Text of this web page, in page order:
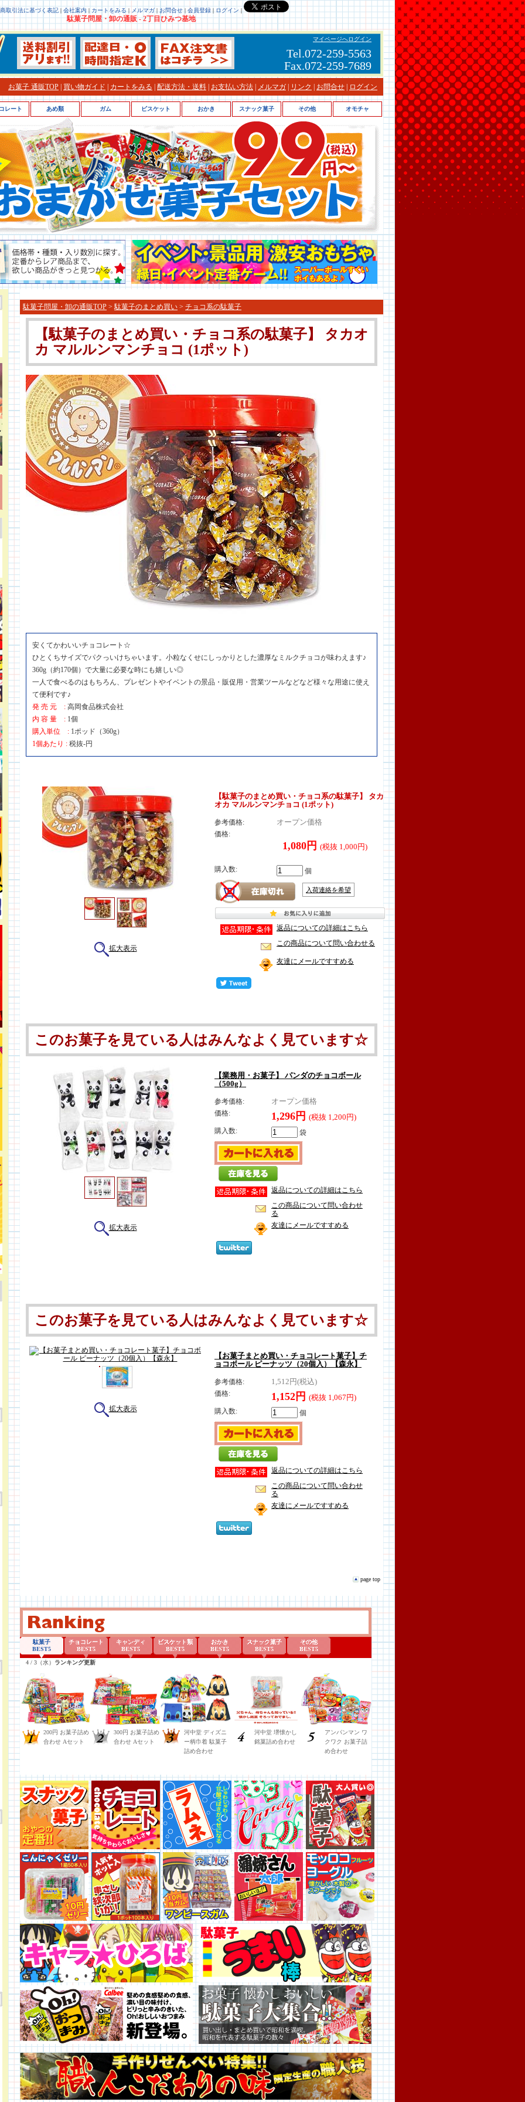
取引法に基づく表記 | 会社案内 | カートをみる | メルマガ| お問合せ| 会員登録| ログイン |
駄菓子問屋・卸の通販 - 2丁目ひみつ基地
マイページへログイン
Tel.072-259-5563
Fax.072-259-7689
お菓子 通販TOP 買い物ガイド カートをみる 配送方法・送料 お支払い方法 メルマガ リンク お問合せ ログイン
駄菓子問屋・卸の通販TOP >駄菓子のまとめ買い > チョコ系の駄菓子
【駄菓子のまとめ買い・チョコ系の駄菓子】 タカオ
カ マルルンマンチョコ (1ポット)
安くてかわいいチョコレート☆
ひとくちサイズでパクっいけちゃいます。小粒なくせにしっかりとした濃厚なミルクチョコが味わえます♪
360g（約170個）で大量に必要な時にも嬉しい◎
一人で食べるのはもちろん、プレゼントやイベントの景品・販促用・営業ツールなどなど様々な用途に使え
て便利です♪
発 売 元 : 高岡食品株式会社
内 容 量 : 1個
購入単位 : 1ポッド（360g）
1個あたり : 税抜-円
拡大表示
【駄菓子のまとめ買い・チョコ系の駄菓子】 タカ
オカ マルルンマンチョコ (1ポット)
参考価格: オープン価格
価格:
1,080円 (税抜 1,000円)
購入数: 個
入荷連絡を希望
返品についての詳細はこちら
この商品について問い合わせる
友達にメールですすめる
このお菓子を見ている人はみんなよく見ています☆
拡大表示
【業務用・お菓子】 パンダのチョコボール
（500g）
参考価格: オープン価格
価格: 1,296円 (税抜 1,200円)
購入数: 袋
返品についての詳細はこちら
この商品について問い合わせ
る
友達にメールですすめる
このお菓子を見ている人はみんなよく見ています☆
拡大表示
【お菓子まとめ買い・チョコレート菓子】チ
ョコボール ピーナッツ（20個入）【森永】
参考価格: 1,512円(税込)
価格: 1,152円 (税抜 1,067円)
購入数: 個
返品についての詳細はこちら
この商品について問い合わせ
る
友達にメールですすめる
page top